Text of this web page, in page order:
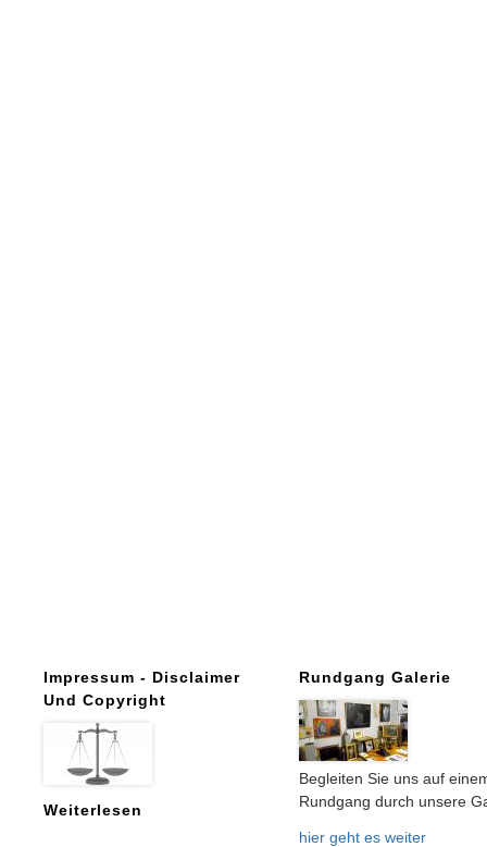
Impressum - Disclaimer
Und Copyright
Weiterlesen
Rundgang Galerie
Begleiten Sie uns auf
Rundgang durch unsere
hier geht es weiter